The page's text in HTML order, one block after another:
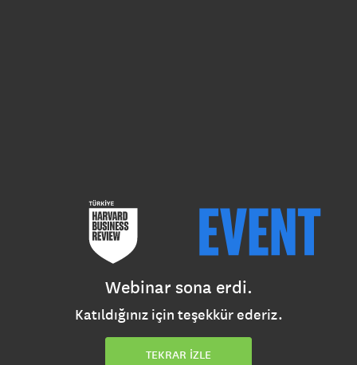
Webinar sona erdi.
Katıldığınız için teşekkür ederiz.
TEKRAR İZLE